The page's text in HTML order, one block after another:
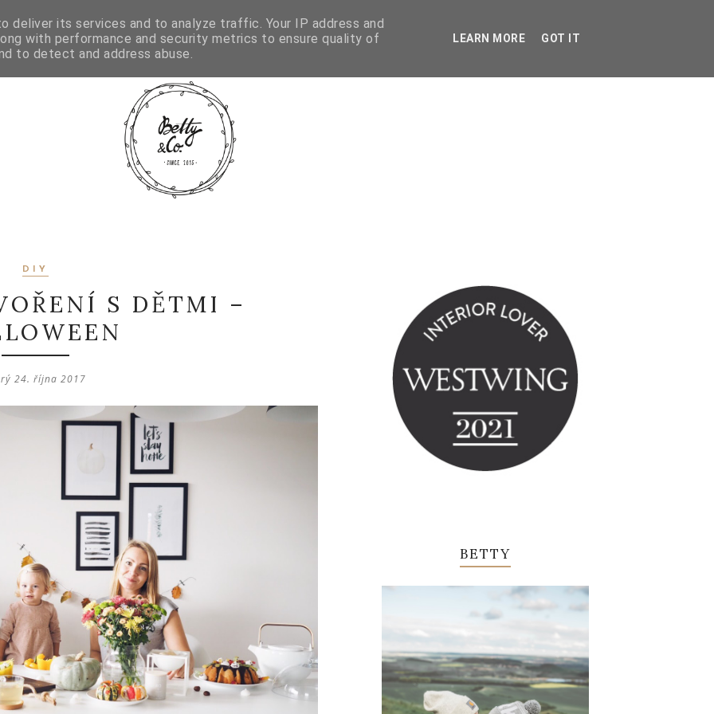
DIY
S DĚTMI –
24. října 2017
BETTY
deliver its services and to analyze traffic. Your IP address and
with performance and security metrics to ensure quality of
to detect and address abuse.
LEARN MORE GOT IT